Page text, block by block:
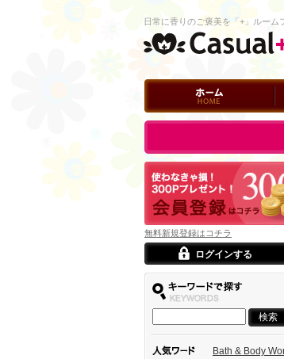
ホーム
日常に香りのご褒美を「+」ルーム
ログイン
無料新規登録はコチラ
ログインする
Bath & Body